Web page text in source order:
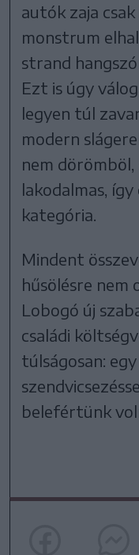
autók zaja
monstrum
strand
Ezt is úgy
legyen túl
modern
nem dörömböl,
lakodalmas,
kategória.
Mindent
hűsölésre nem
Lobogó új
családi
túlságosan:
belefértünk